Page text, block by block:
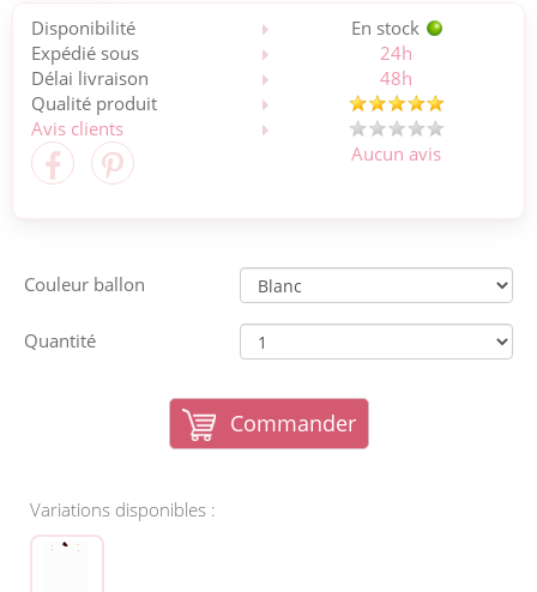
Disponibilité
En stock
Expédié sous
24h
Délai livraison
48h
Qualité produit
Avis clients
Aucun avis
Couleur ballon
Quantité
Commander
Variations disponibles :